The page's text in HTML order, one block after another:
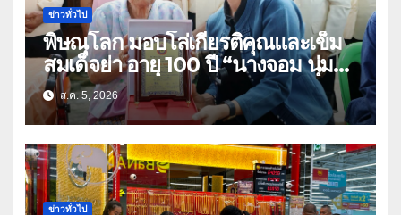
ข่าวทั่วไป
พิษณุโลก มอบโล่เกียรติคุณและเข็ม
สมเด็จย่า อายุ 100 ปี “นางจอม นุ่ม
เนตร” ตำบลบ้านกร่าง อำเภอเมือง
ส.ค. 5, 2026
ข่าวทั่วไป